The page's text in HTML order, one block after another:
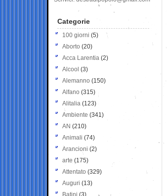
Categorie
100 giorni (5)
Aborto (20)
Acca Larentia (2)
Alcool (3)
Alemanno (150)
Alfano (315)
Alitalia (123)
Ambiente (341)
AN (210)
Animali (74)
Arancioni (2)
arte (175)
Attentato (329)
Auguri (13)
Batini (3)